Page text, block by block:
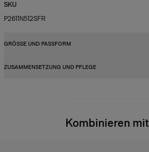
SKU
P2611N512SFR
GRÖSSE UND PASSFORM
Eng geschnittenes Oberteil und ausgestellter Saum
ZUSAMMENSETZUNG UND PFLEGE
Nur chemische ReinigungKombinieren mit